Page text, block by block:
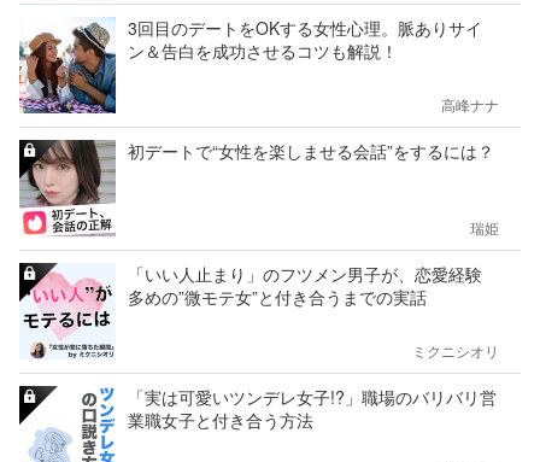
3回目のデートをOKする女性心理。脈ありサイ
ン＆告白を成功させるコツも解説！
高峰ナナ
初デートで“女性を楽しませる会話”をするには？
瑞姫
「いい人止まり」のフツメン男子が、恋愛経験
多めの”微モテ女”と付き合うまでの実話
ミクニシオリ
「実は可愛いツンデレ女子!?」職場のバリバリ営
業職女子と付き合う方法